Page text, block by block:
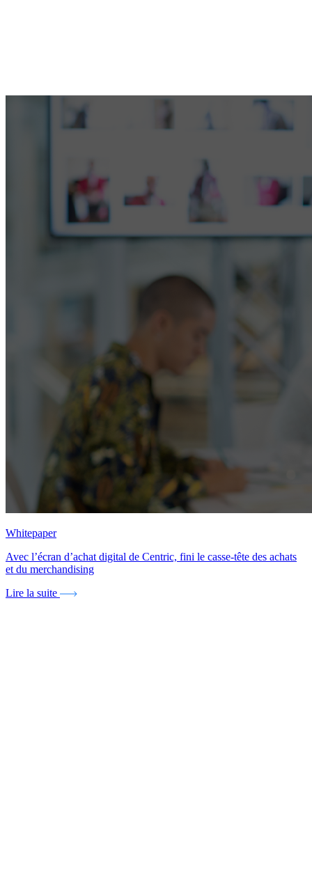
Whitepaper
Avec l’écran d’achat digital de Centric, fini le casse-tête des achats
et du merchandising
Lire la suite